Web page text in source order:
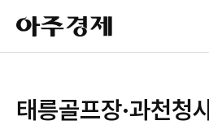
아
주
경
태릉골프장·과천청